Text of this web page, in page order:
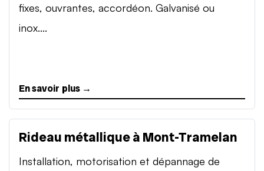
fixes, ouvrantes, accordéon. Galvanisé ou
inox....
En savoir plus →
Rideau métallique à Mont-Tramelan
Installation, motorisation et dépannage de